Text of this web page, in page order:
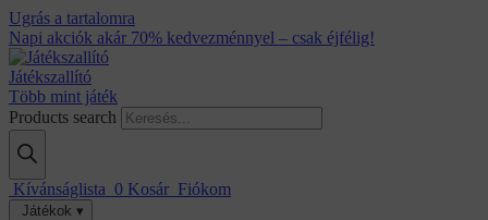
Ugrás a tartalomra
Napi akciók akár 70% kedvezménnyel – csak éjfélig!
Játékszallító
Több mint játék
Products search
Kívánságlista 0 Kosár Fiókom
Játékok ▾